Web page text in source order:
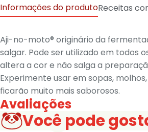
Informações do produtoReceitas
Aji-no-moto® originário da
salgar. Pode ser utilizado em todos
altera a cor e não salga a
Experimente usar em sopas,
ficarão muito mais saborosos.
Avaliações
Você pode